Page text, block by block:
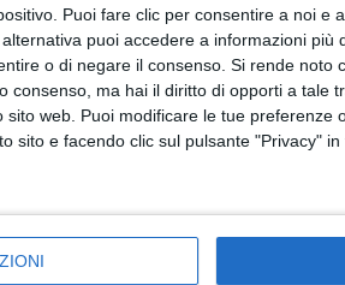
Puoi fare clic per consentire a noi e
puoi accedere a informazioni più
o di negare il consenso. Si rende noto
consenso, ma hai il diritto di opporti a tale
web. Puoi modificare le tue preferenze
sito e facendo clic sul pulsante "Privacy" in
di Arte Moderna e